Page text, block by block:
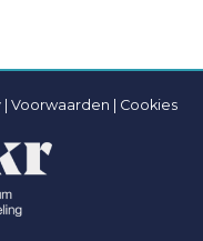
| Voorwaarden | Cookies